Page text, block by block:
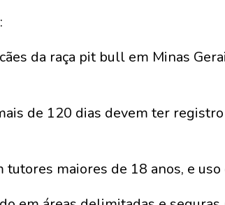
da raça pit bull em Minas
de 120 dias devem ter
tutores maiores de 18 anos, e